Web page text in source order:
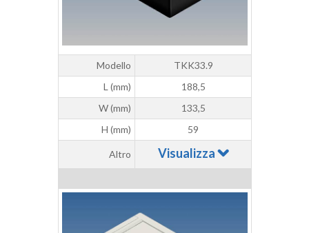
Modello
TKK33.9
L (mm)
188,5
W (mm)
133,5
H (mm)
59
Altro Visualizza